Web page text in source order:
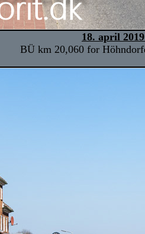
18. april
BÜ km 20,060 for